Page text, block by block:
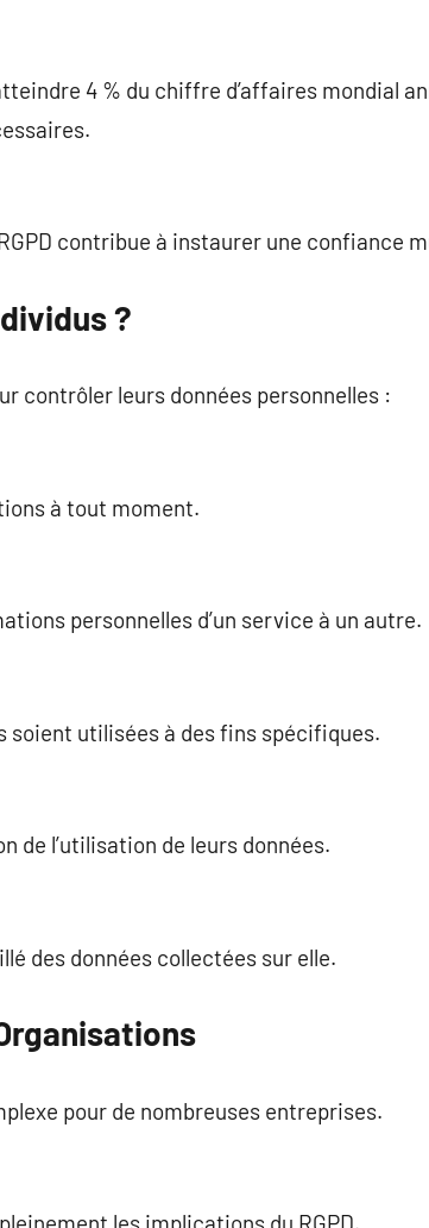
4 % du chiffre d’affaires mondial
contribue à instaurer une confiance
?
contrôler leurs données personnelles :
à tout moment.
personnelles d’un service à un autre.
soient utilisées à des fins spécifiques.
de l’utilisation de leurs données.
des données collectées sur elle.
pour de nombreuses entreprises.